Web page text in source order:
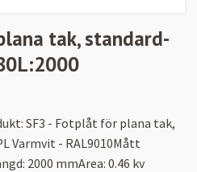
tak, standard-
SF3 - Fotplåt för plana tak,
Varmvit - RAL9010Mått
2000 mmArea: 0.46 kv